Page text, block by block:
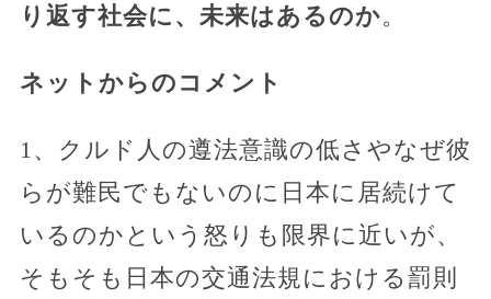
り返す社会に、未来はあるのか。
ネットからのコメント
1、クルド人の遵法意識の低さやなぜ彼
らが難民でもないのに日本に居続けて
いるのかという怒りも限界に近いが、
そもそも日本の交通法規における罰則